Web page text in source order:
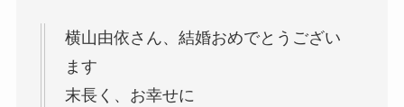
横山由依さん、結婚おめでとうござい
ます
末長く、お幸せに